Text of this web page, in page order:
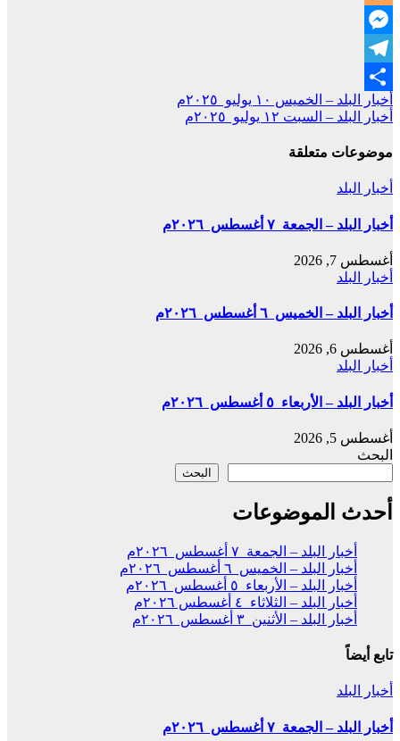
Blogger
Messenger
Telegram
Share
تصفّح
المقالات
أخبار البلد – الخميس ١٠ يوليو ٢٠٢٥م
أخبار البلد – السبت ١٢ يوليو ٢٠٢٥م
موضوعات متعلقة
أخبار البلد
أخبار البلد – الجمعة ٧ أغسطس ٢٠٢٦م
أغسطس 7, 2026
أخبار البلد
أخبار البلد – الخميس ٦ أغسطس ٢٠٢٦م
أغسطس 6, 2026
أخبار البلد
أخبار البلد – الأربعاء ٥ أغسطس ٢٠٢٦م
أغسطس 5, 2026
البحث
البحث
أحدث الموضوعات
أخبار البلد – الجمعة ٧ أغسطس ٢٠٢٦م
أخبار البلد – الخميس ٦ أغسطس ٢٠٢٦م
أخبار البلد – الأربعاء ٥ أغسطس ٢٠٢٦م
أخبار البلد – الثلاثاء ٤ أغسطس ٢٠٢٦م
أخبار البلد – الأثنين ٣ أغسطس ٢٠٢٦م
تابع أيضاً
أخبار البلد
أخبار البلد – الجمعة ٧ أغسطس ٢٠٢٦م